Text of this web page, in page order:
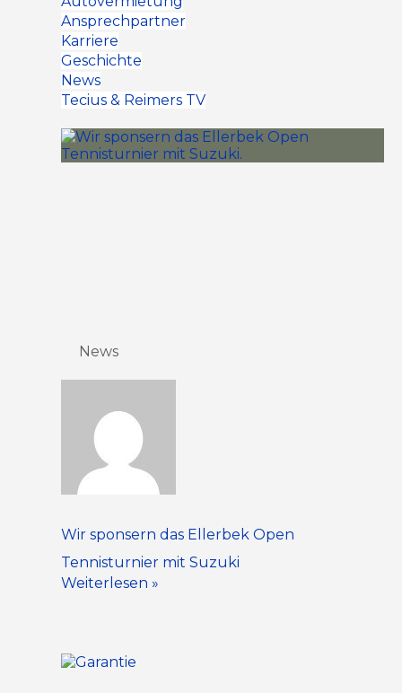
Ansprechpartner
Karriere
Geschichte
News
Tecius & Reimers TV
News
Wir sponsern das Ellerbek Open
Tennisturnier mit Suzuki
Weiterlesen »